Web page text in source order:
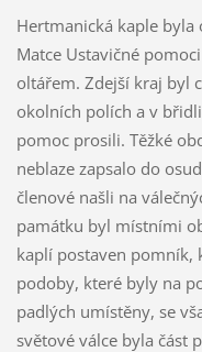
Hertmanická kaple byla
Matce Ustavičné
oltářem. Zdejší kraj byl
okolních polích a v
pomoc prosili. Těžké
neblaze zapsalo do
členové našli na
památku byl místními
kaplí postaven pomník,
podoby, které byly na
padlých umístěny, se
světové válce byla část